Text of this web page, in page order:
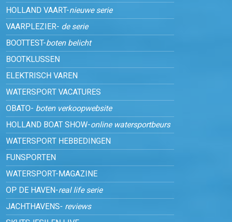
HOLLAND VAART-nieuwe serie
VAARPLEZIER- de serie
BOOTTEST-boten belicht
BOOTKLUSSEN
ELEKTRISCH VAREN
WATERSPORT VACATURES
OBATO- boten verkoopwebsite
HOLLAND BOAT SHOW-online watersportbeurs
WATERSPORT HEBBEDINGEN
FUNSPORTEN
WATERSPORT-MAGAZINE
OP DE HAVEN-real life serie
JACHTHAVENS- reviews